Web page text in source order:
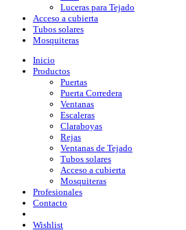
Luceras para Tejado
Acceso a cubierta
Tubos solares
Mosquiteras
Inicio
Productos
Puertas
Puerta Corredera
Ventanas
Escaleras
Claraboyas
Rejas
Ventanas de Tejado
Tubos solares
Acceso a cubierta
Mosquiteras
Profesionales
Contacto
Wishlist